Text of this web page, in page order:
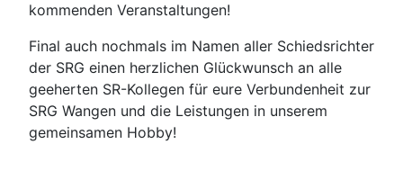
kommenden Veranstaltungen!
Final auch nochmals im Namen aller Schiedsrichter
der SRG einen herzlichen Glückwunsch an alle
geeherten SR-Kollegen für eure Verbundenheit zur
SRG Wangen und die Leistungen in unserem
gemeinsamen Hobby!